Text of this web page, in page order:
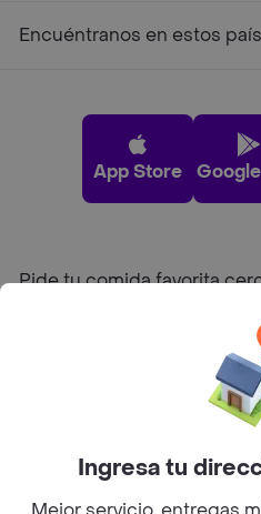
Encuéntranos en estos
App Store
Pide tu comida favorita
Sobre Rappi
Ingresa tu